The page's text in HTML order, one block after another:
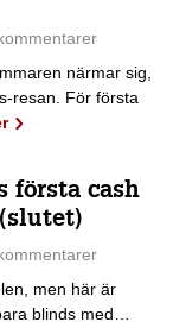
närmar sig,
resan. För första
första cash
men här är
blinds med…